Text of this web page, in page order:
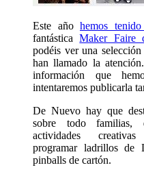
Este año hemos
fantásticaMaker Faire
podéis ver una
han llamado la
información que
intentaremos publicarla
De Nuevo hay que
sobre todo familias,
actividades
programar ladrillos
pinballs de cartón.